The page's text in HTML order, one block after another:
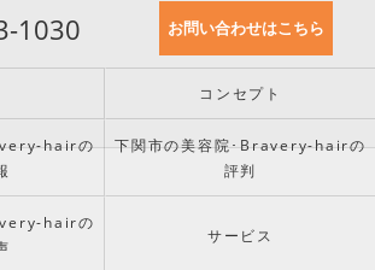
1030 お問い合わせはこちら
コンセプト
hairの
下関市の美容院･Bravery-hairの
評判
hairの
サービス